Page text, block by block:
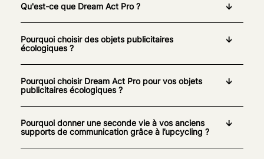
Qu'est-ce que Dream Act Pro ?
Pourquoi choisir des objets publicitaires
écologiques ?
Pourquoi choisir Dream Act Pro pour vos objets
publicitaires écologiques ?
Pourquoi donner une seconde vie à vos anciens
supports de communication grâce à l’upcycling ?